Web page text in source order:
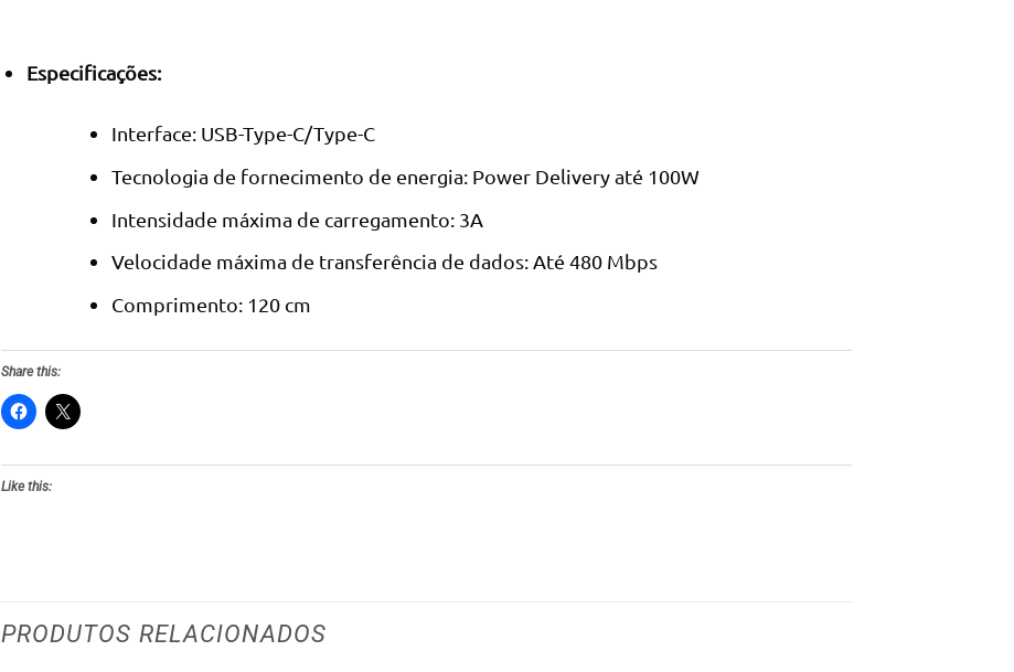
Especificações:
Interface: USB-Type-C/Type-C
Tecnologia de fornecimento de energia: Power Delivery até 100W
Intensidade máxima de carregamento: 3A
Velocidade máxima de transferência de dados: Até 480 Mbps
Comprimento: 120 cm
Share this:
Like this:
PRODUTOS RELACIONADOS